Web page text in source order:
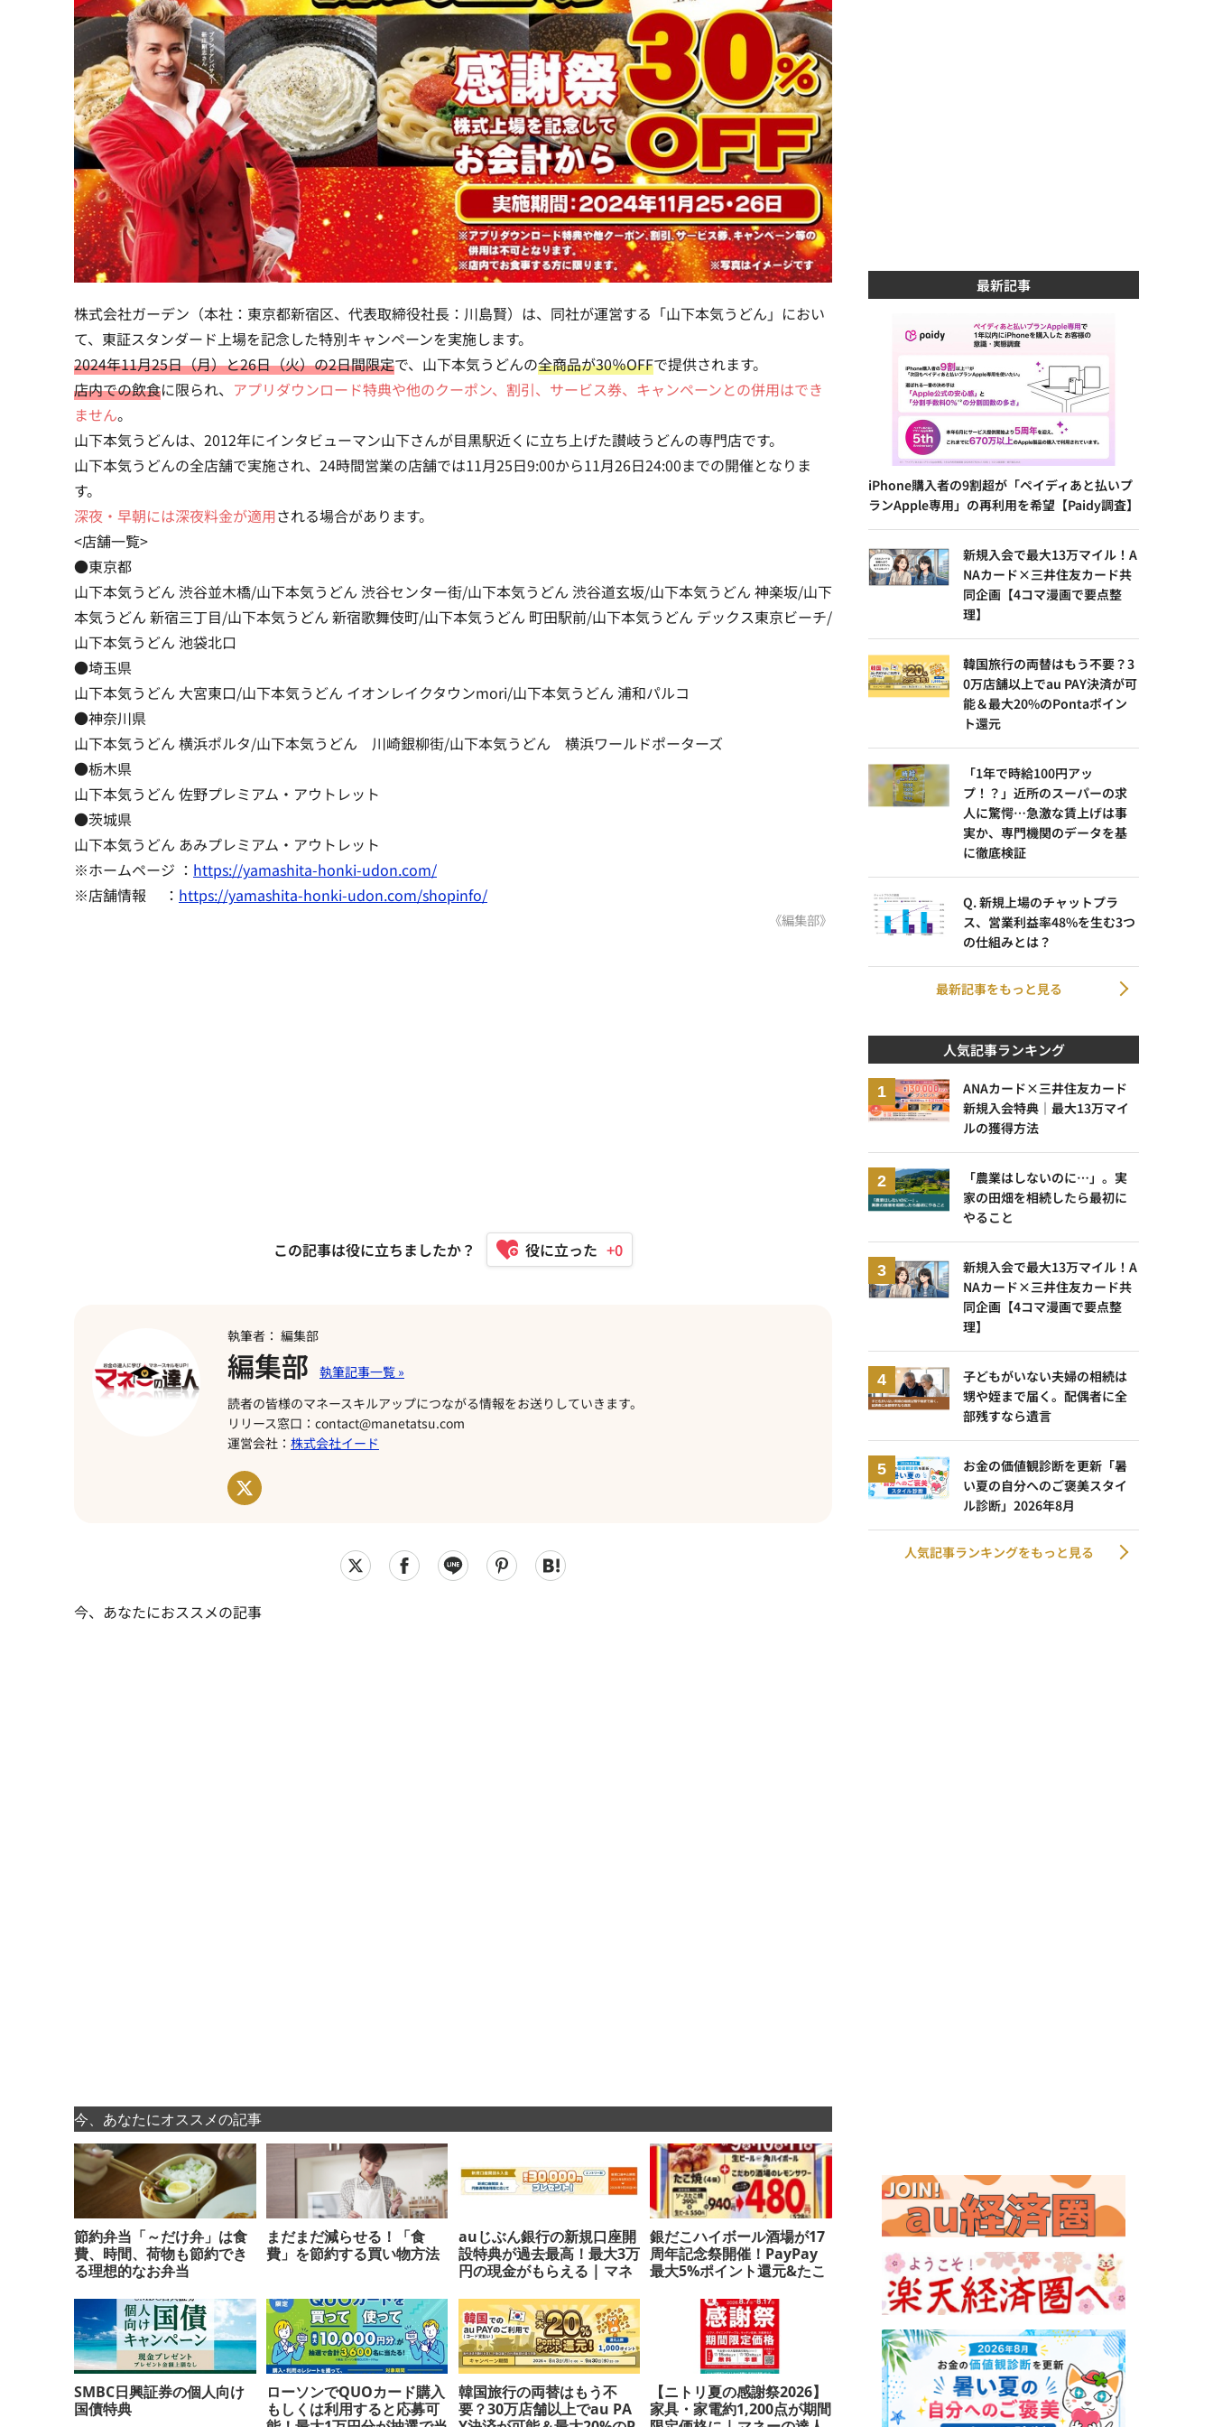
株式会社ガーデン（本社：東京都新宿区、代表取締役社長：川島賢）は、同社が運営する「山下本気うどん」におい
て、東証スタンダード上場を記念した特別キャンペーンを実施します。
2024年11月25日（月）と26日（火）の2日間限定で、山下本気うどんの全商品が30％OFFで提供されます。
店内での飲食に限られ、 アプリダウンロード特典や他のクーポン、割引、サービス券、キャンペーンとの併用はでき
ません。
山下本気うどんは、2012年にインタビューマン山下さんが目黒駅近くに立ち上げた讃岐うどんの専門店です。
山下本気うどんの全店舗で実施され、24時間営業の店舗では11月25日9:00から11月26日24:00までの開催となりま
す。
深夜・早朝には深夜料金が適用される場合があります。
<店舗一覧>
●東京都
山下本気うどん 渋谷並木橋/山下本気うどん 渋谷センター街/山下本気うどん 渋谷道玄坂/山下本気うどん 神楽坂/山下
本気うどん 新宿三丁目/山下本気うどん 新宿歌舞伎町/山下本気うどん 町田駅前/山下本気うどん デックス東京ビーチ/
山下本気うどん 池袋北口
●埼玉県
山下本気うどん 大宮東口/山下本気うどん イオンレイクタウンmori/山下本気うどん 浦和パルコ
●神奈川県
山下本気うどん 横浜ポルタ/山下本気うどん 川崎銀柳街/山下本気うどん 横浜ワールドポーターズ
●栃木県
山下本気うどん 佐野プレミアム・アウトレット
●茨城県
山下本気うどん あみプレミアム・アウトレット
※ホームページ ： https://yamashita-honki-udon.com/
※店舗情報 ： https://yamashita-honki-udon.com/shopinfo/
《編集部》
この記事は役に立ちましたか？ +0
執筆者： 編集部
編集部
読者の皆様のマネースキルアップにつながる情報をお送りしていきます。
リリース窓口：contact@manetatsu.com
運営会社： 株式会社イード
今、あなたにおススメの記事
今、あなたにオススメの記事
節約弁当「～だけ弁」は食
費、時間、荷物も節約でき
る理想的なお弁当
まだまだ減らせる！「食
費」を節約する買い物方法
auじぶん銀行の新規口座開
設特典が過去最高！最大3万
円の現金がもらえる | マネ
銀だこハイボール酒場が17
周年記念祭開催！PayPay
最大5%ポイント還元&たこ
の特別セットに | マネーの
SMBC日興証券の個人向け
国債特典
ローソンでQUOカード購入
もしくは利用すると応募可
韓国旅行の両替はもう不
要？30万店舗以上でau PA
【ニトリ夏の感謝祭2026】
家具・家電約1,200点が期間
最新記事
iPhone購入者の9割超が「ペイディあと払いプ
ランApple専用」の再利用を希望【Paidy調査】
新規入会で最大13万マイル！A
NAカード×三井住友カード共
同企画【4コマ漫画で要点整
理】
韓国旅行の両替はもう不要？3
0万店舗以上でau PAY決済が可
能＆最大20%のPontaポイン
ト還元
「1年で時給100円アッ
プ！？」近所のスーパーの求
人に驚愕…急激な賃上げは事
実か、専門機関のデータを基
に徹底検証
Q. 新規上場のチャットプラ
ス、営業利益率48%を生む3つ
の仕組みとは？
最新記事をもっと見る
人気記事ランキング
ANAカード×三井住友カード
新規入会特典｜最大13万マイ
ルの獲得方法
「農業はしないのに…」。実
家の田畑を相続したら最初に
やること
新規入会で最大13万マイル！A
NAカード×三井住友カード共
同企画【4コマ漫画で要点整
理】
子どもがいない夫婦の相続は
甥や姪まで届く。配偶者に全
部残すなら遺言
お金の価値観診断を更新「暑
い夏の自分へのご褒美スタイ
ル診断」2026年8月
人気記事ランキングをもっと見る